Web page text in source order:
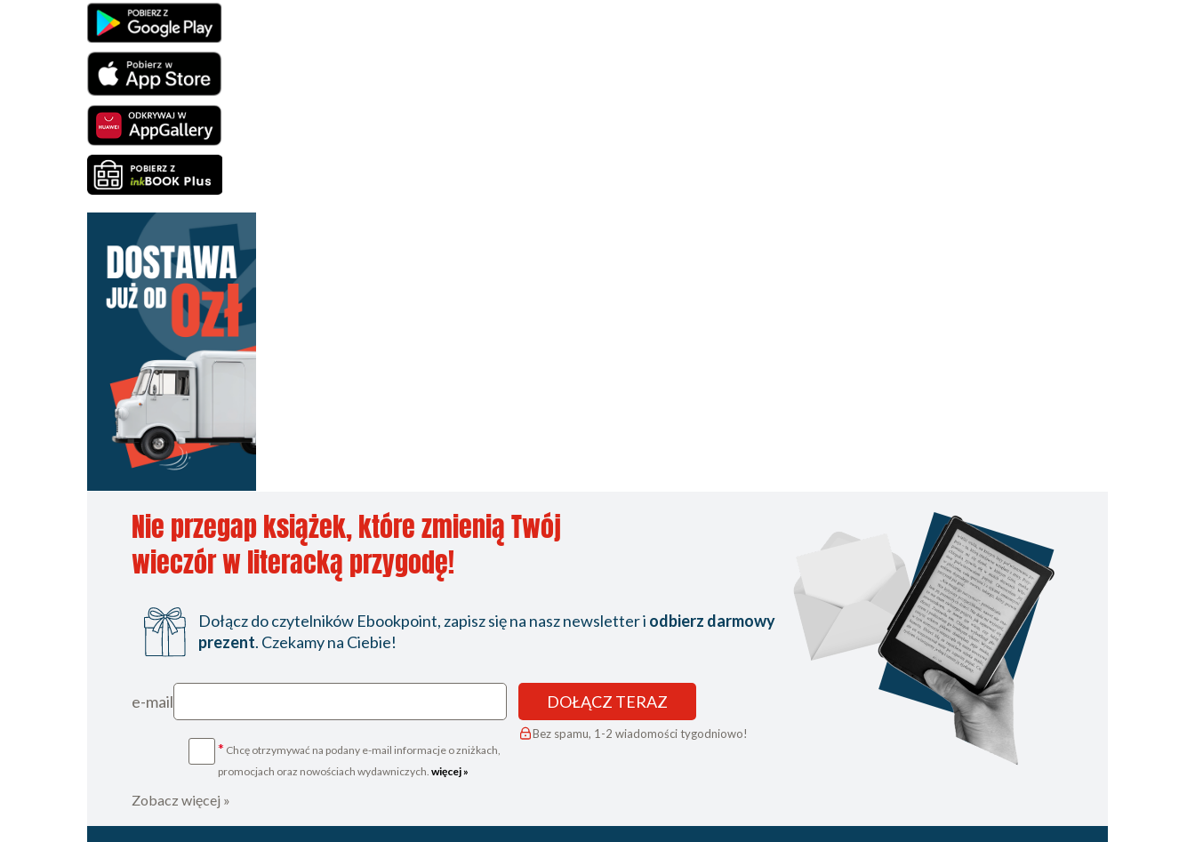
Nie przegap książek, które zmienią Twój
wieczór w literacką przygodę!
Dołącz do czytelników Ebookpoint, zapisz się na nasz newsletter i odbierz darmowy
prezent. Czekamy na Ciebie!
e-mail
* Chcę otrzymywać na podany e-mail informacje o zniżkach,
promocjach oraz nowościach wydawniczych. więcej »
DOŁĄCZ TERAZ
Bez spamu, 1-2 wiadomości tygodniowo!
Zobacz więcej »